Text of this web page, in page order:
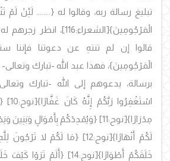
تبليغ رسالة ربه، وقالوا له {........ لَئِنْ لَمْ
الْمَرْجُومِينَ}
[الشعراء:116]، انظر
قالوا إن لم تنتهِ عن دعوتنا فإننا
الْمَرْجُومِينَ}، فهذا عبد الله -تبارك
برسالة، يدعوهم إلى الله -تبارك
اسْتَغْفِرُوا رَبَّكُمْ إِنَّهُ كَانَ غَفَّارًا}[نوح:10]
مِدْرَارًا}[نوح:11]
{وَيُمْدِدْكُمْ بِأَمْوَالٍ وَبَنِينَ
لَكُمْ أَنْهَارًا}[نوح:12] {مَا لَكُمْ لا تَرْجُونَ
خَلَقَكُمْ أَطْوَارًا}[نوح:14]
{أَلَمْ تَرَوْا كَيْفَ